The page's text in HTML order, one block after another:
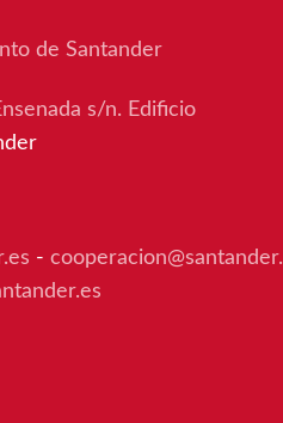
de Santander
s/n. Edificio
-